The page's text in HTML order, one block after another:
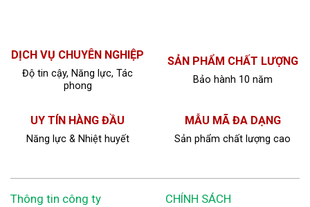
DỊCH VỤ CHUYÊN NGHIỆP
Độ tin cậy, Năng lực, Tác
phong
SẢN PHẨM CHẤT LƯỢNG
Bảo hành 10 năm
UY TÍN HÀNG ĐẦU
Năng lực & Nhiệt huyết
MẪU MÃ ĐA DẠNG
Sản phẩm chất lượng cao
Thông tin công ty CHÍNH SÁCH